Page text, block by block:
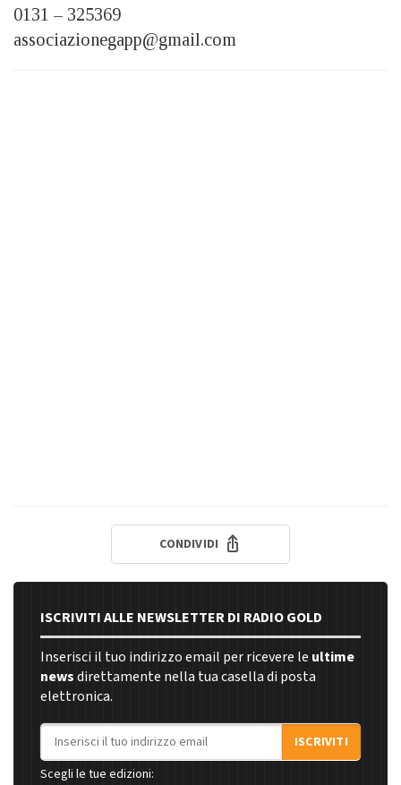
0131 – 325369
associazionegapp@gmail.com
CONDIVIDI
ISCRIVITI ALLE NEWSLETTER DI RADIO GOLD
Inserisci il tuo indirizzo email per ricevere le ultime
newsdirettamente nella tua casella di posta
elettronica.
Indirizzo email
ISCRIVITI
Scegli le tue edizioni: